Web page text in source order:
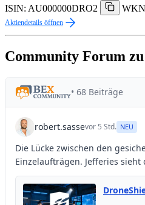
ISIN: AU000000DRO2
Aktiendetails öffnen
Community Forum